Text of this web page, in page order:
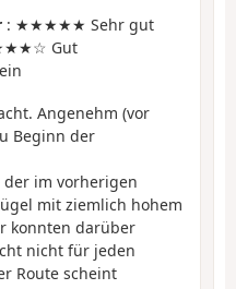
: ★★★★★ Sehr gut
Gut
Angenehm (vor
Beginn der
im vorherigen
mit ziemlich hohem
konnten darüber
nicht für jeden
Route scheint